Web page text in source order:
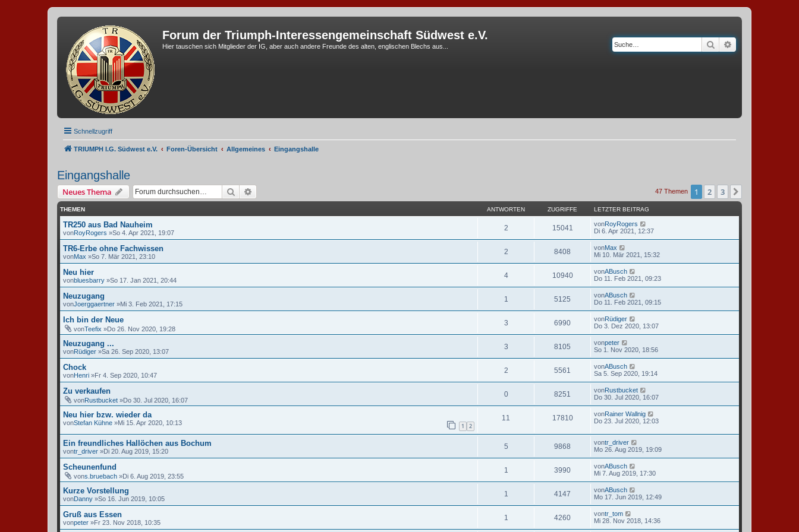
Forum der Triumph-Interessengemeinschaft Südwest e.V.
Hier tauschen sich Mitglieder der IG, aber auch andere Freunde des alten, englischen Blechs aus... Suche
Schnellzugriff
TRIUMPH I.G. Südwest e.V. Foren-Übersicht Allgemeines Eingangshalle
Eingangshalle
Neues Thema Suche 47 Themen 1 2 3
THEMEN ANTWORTEN ZUGRIFFE LETZTER BEITRAG
TR250 aus Bad Nauheim
vonRoyRogers »So 4. Apr 2021, 19:07
2 15041 vonRoyRogers
Di 6. Apr 2021, 12:37
TR6-Erbe ohne Fachwissen
vonMax »So 7. Mär 2021, 23:10
2 8408 vonMax
Mi 10. Mär 2021, 15:32
Neu hier
vonbluesbarry »So 17. Jan 2021, 20:44
4 10940 vonABusch
Do 11. Feb 2021, 09:23
Neuzugang
vonJoerggaertner »Mi 3. Feb 2021, 17:15
1 5125 vonABusch
Do 11. Feb 2021, 09:15
Ich bin der Neue
vonTeefix »Do 26. Nov 2020, 19:28
3 6990 vonRüdiger
Do 3. Dez 2020, 13:07
Neuzugang ...
vonRüdiger »Sa 26. Sep 2020, 13:07
3 8105 vonpeter
So 1. Nov 2020, 18:56
Chock
vonHenri »Fr 4. Sep 2020, 10:47
2 5561 vonABusch
Sa 5. Sep 2020, 19:14
Zu verkaufen
vonRustbucket »Do 30. Jul 2020, 16:07
0 8251 vonRustbucket
Do 30. Jul 2020, 16:07
Neu hier bzw. wieder da
vonStefan Kühne »Mi 15. Apr 2020, 10:13 1 2
11 17810 vonRainer Wallnig
Do 23. Jul 2020, 12:03
Ein freundliches Hallöchen aus Bochum
vontr_driver »Di 20. Aug 2019, 15:20
5 9868 vontr_driver
Mo 26. Aug 2019, 19:09
Scheunenfund
vons.bruebach »Di 6. Aug 2019, 23:55
1 3990 vonABusch
Mi 7. Aug 2019, 17:30
Kurze Vorstellung
vonDanny »So 16. Jun 2019, 10:05
1 4147 vonABusch
Mo 17. Jun 2019, 12:49
Gruß aus Essen
vonpeter »Fr 23. Nov 2018, 10:35
1 4260 vontr_tom
Mi 28. Nov 2018, 14:36